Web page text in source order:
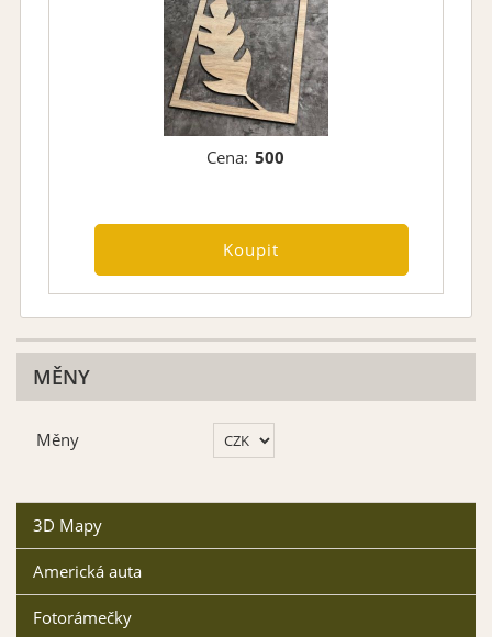
Cena: 500
MĚNY
Měny
3D Mapy
Americká auta
Fotorámečky